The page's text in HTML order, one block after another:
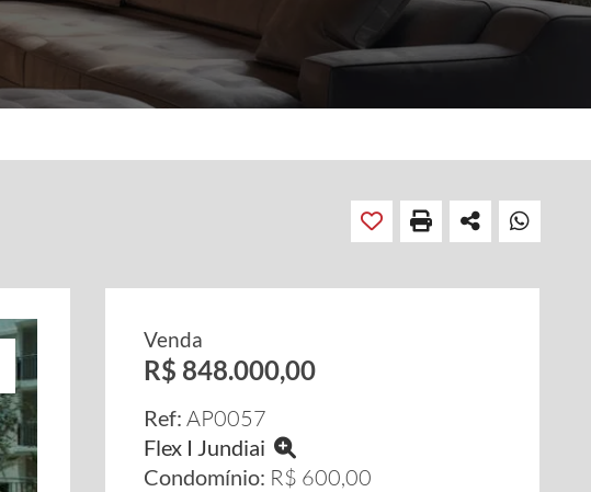
Venda
R$ 848.000,00
Ref: AP0057
Flex I Jundiai
Condomínio: R$ 600,00